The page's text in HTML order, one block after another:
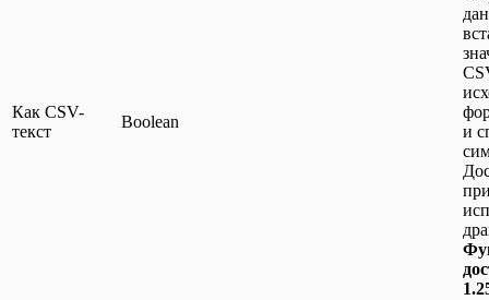
Как CSV-
текст
Boolean
и